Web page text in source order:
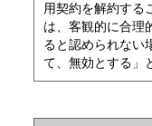
用契約を解約する
は、客観的に合理
ると認められない
て、無効とする」